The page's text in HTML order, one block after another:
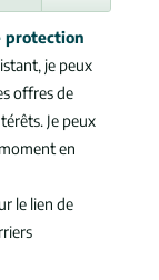
protection
je peux
offres de
Je peux
en
le lien de